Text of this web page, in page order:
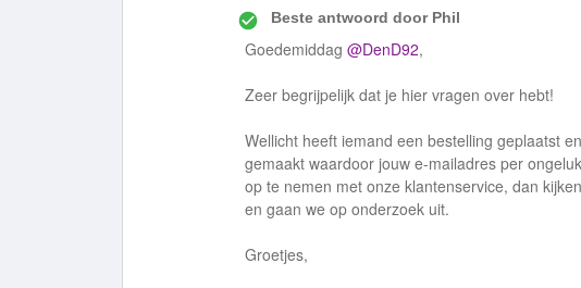
Beste antwoord doorPhil
Goedemiddag @DenD92,
Zeer begrijpelijk dat je hier vragen over hebt!
Wellicht heeft iemand een bestelling geplaatst
gemaakt waardoor jouw e-mailadres per
op te nemen met onze klantenservice, dan
en gaan we op onderzoek uit.
Groetjes,